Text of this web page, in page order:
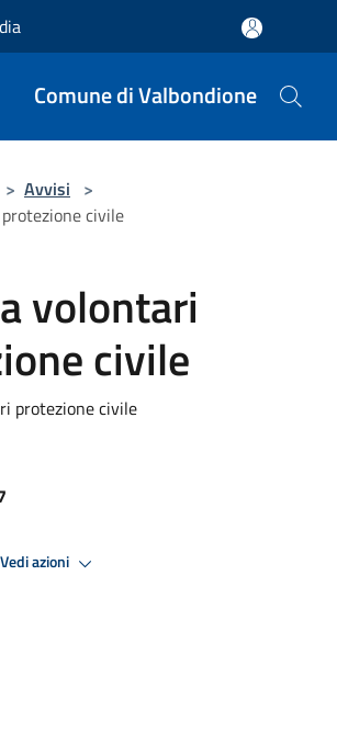
Comune di Valbondione
> Avvisi >
civile
volontari
civile
protezione civile
Vedi azioni